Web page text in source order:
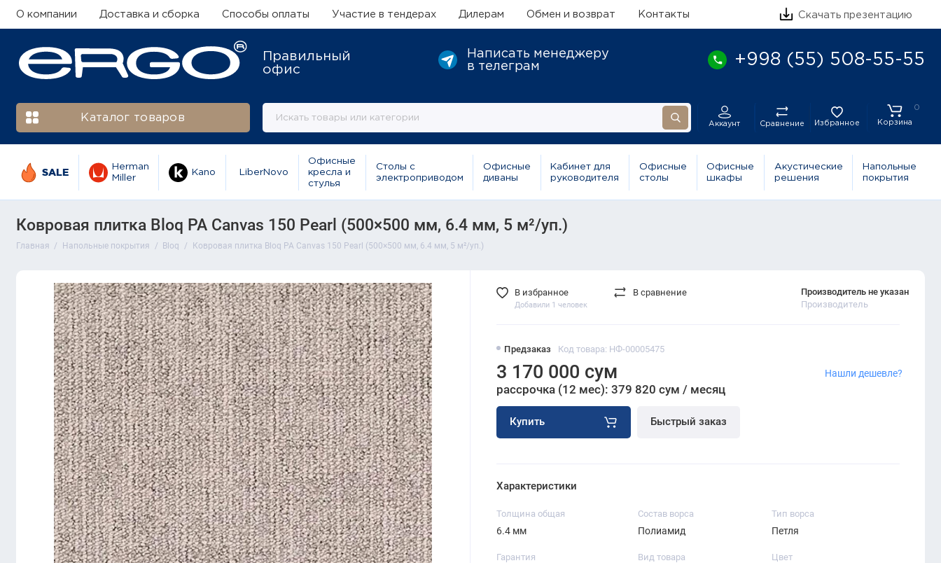
О компании Доставка и сборка Способы оплаты Участие в тендерах Дилерам Обмен и возврат Контакты Скачать презентацию
Правильный
офис
Написать менеджеру
в телеграм
+998 (55) 508-55-55
Каталог товаров
Аккаунт Сравнение Избранное
0
Корзина
SALE
Herman
Miller
Kano LiberNovo
Офисные
кресла и
стулья
Столы с
электроприводом
Офисные
диваны
Кабинет для
руководителя
Офисные
столы
Офисные
шкафы
Акустические
решения
Напольные
покрытия
Ковровая плитка Bloq PA Canvas 150 Pearl (500×500 мм, 6.4 мм, 5 м²/уп.)
Главная Напольные покрытия Bloq Ковровая плитка Bloq PA Canvas 150 Pearl (500×500 мм, 6.4 мм, 5 м²/уп.)
Предзаказ Код товара: НФ-00005475
Производитель не указан
Производитель
3 170 000 сум
рассрочка (12 мес): 379 820 сум / месяц
Купить Быстрый заказ
Нашли дешевле?
В избранное
Добавили 1 человек
В сравнение
Характеристики
Толщина общая
6.4 мм
Состав ворса
Полиамид
Тип ворса
Петля
Гарантия Вид товара Цвет